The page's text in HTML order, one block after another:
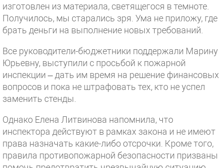
изготовлен из материала, светящегося в темноте.
Получилось, мы старались зря. Ума не приложу, где
брать деньги на выполнение новых требований.
Все руководители-бюджетники поддержали Марину
Юрьевну, выступили с просьбой к пожарной
инспекции – дать им время на решение финансовых
вопросов и пока не штрафовать тех, кто не успел
заменить стенды.
Однако Елена Литвинова напомнила, что
инспектора действуют в рамках закона и не имеют
права назначать какие-либо отсрочки. Кроме того,
правила противопожарной безопасности призваны